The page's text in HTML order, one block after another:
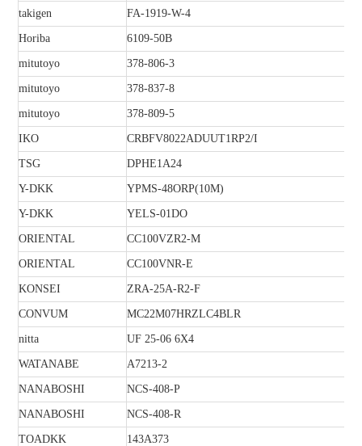
takigen FA-1919-W-4
Horiba 6109-50B
mitutoyo 378-806-3
mitutoyo 378-837-8
mitutoyo 378-809-5
IKO CRBFV8022ADUUT1RP2/I
TSG DPHE1A24
Y-DKK YPMS-48ORP(10M)
Y-DKK YELS-01DO
ORIENTAL CC100VZR2-M
ORIENTAL CC100VNR-E
KONSEI ZRA-25A-R2-F
CONVUM MC22M07HRZLC4BLR
nitta UF 25-06 6X4
WATANABE A7213-2
NANABOSHI NCS-408-P
NANABOSHI NCS-408-R
TOADKK 143A373